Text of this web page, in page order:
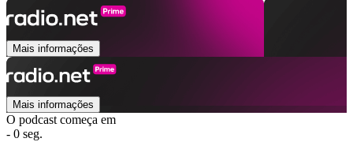
Mais informações
Mais informações
O podcast começa em
- 0 seg.